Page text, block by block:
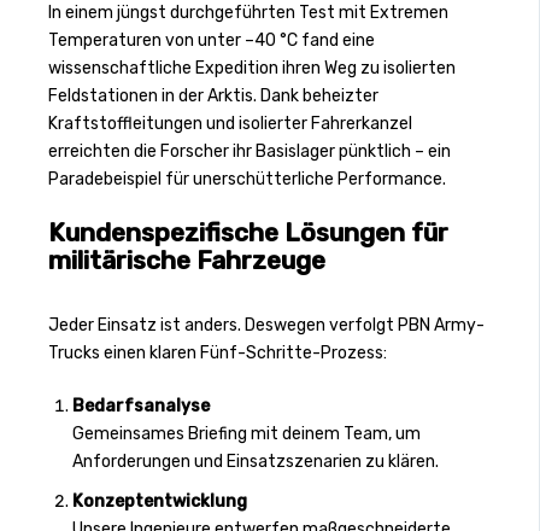
In einem jüngst durchgeführten Test mit Extremen
Temperaturen von unter –40 °C fand eine
wissenschaftliche Expedition ihren Weg zu isolierten
Feldstationen in der Arktis. Dank beheizter
Kraftstoffleitungen und isolierter Fahrerkanzel
erreichten die Forscher ihr Basislager pünktlich – ein
Paradebeispiel für unerschütterliche Performance.
Kundenspezifische Lösungen für
militärische Fahrzeuge
Jeder Einsatz ist anders. Deswegen verfolgt PBN Army-
Trucks einen klaren Fünf-Schritte-Prozess:
Bedarfsanalyse
Gemeinsames Briefing mit deinem Team, um
Anforderungen und Einsatzszenarien zu klären.
Konzeptentwicklung